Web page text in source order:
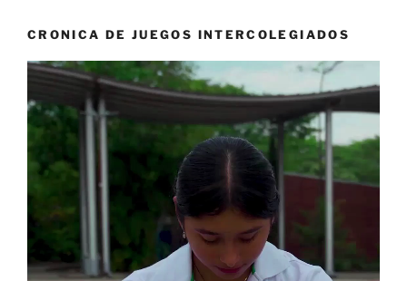
CRONICA DE JUEGOS INTERCOLEGIADOS
Reproductor
vídeo